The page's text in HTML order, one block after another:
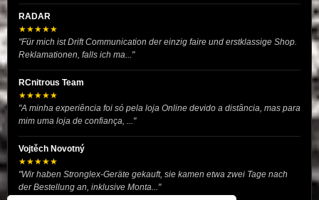
RADAR
★★★★★
"Für mich ist Drift Communication der einzig faire und erstklassige Shop.
Reklamationen, falls ich ma..."
RCnitrous Team
★★★★★
"A minha experiência foi só pela loja Online devido a distância, mas para
mim uma loja de confiança, ..."
Vojtěch Novotný
★★★★★
"Wir haben Stronglex-Geräte gekauft, sie kamen etwa zwei Tage nach
der Bestellung an, inklusive Monta..."